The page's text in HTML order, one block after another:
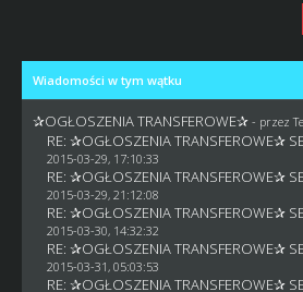
Wiadomości w tym wątku
✰OGŁOSZENIA TRANSFEROWE✰ - przez
RE: ✰OGŁOSZENIA TRANSFEROWE✰
2015-03-29, 17:10:33
RE: ✰OGŁOSZENIA TRANSFEROWE✰
2015-03-29, 21:12:08
RE: ✰OGŁOSZENIA TRANSFEROWE✰
2015-03-30, 14:32:32
RE: ✰OGŁOSZENIA TRANSFEROWE✰
2015-03-31, 05:03:53
RE: ✰OGŁOSZENIA TRANSFEROWE✰